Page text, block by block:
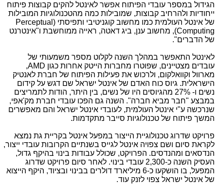
הגידול במספר עובדי הפיתוח אפשר לאינטל להקים קבוצות פיתוח
ייחודיות ולהרחיב קבוצות, שמובילות כמה מהטכנולוגיות המובילות
של אינטל העולמית כמו מחשוב קוגניטיבי ותפיסתי ( Perceptual
Computing), מחשוב ענן, ביג דאטה, ראייה ממוחשבת ו"אינטרנט
של הדברים".
לאינטל התאפשר במהלך השנה לקלוט מספר משמעותי של
עובדים מצטיינים, שפוטרו מחברות הייטק אחרות כגון AMD
,
מארוול וקוואלקום, ולרכוש את פעילות הפיתוח של חברת לאנטיק
הישראלית. גיוס כוח האדם של אינטל ישראל שם דגש על קידום
נשים ו- 27% מהגיוסים היו של נשים, בין היתר, הודות לתמריצים
במבצע "חבר מביא חברה". השנה גם הפכו עובדי חברת מק'אפי,
שנרכשה ע"י אינטל העולמית, לעובדי אינטל ישראל והם מאפשרים
המשך פיתוח של טכנולוגיות סייבר מתקדמות.
פרויקט שדרוג טכנולוגיית הייצור במפעל אינטל בקריית גת נמצא
לקראת סיום ושם צפויה אינטל לגייס בשנתיים הקרובות עובדי ייצור,
הנדסאים ומהנדסים. הפרויקט, שכולל עבודות בינוי בהיקף גדול,
העסיק השנה כ-2,300 עובדי בינוי. לאחר סיום פרויקט שדרוג
המפעל, בו הושקעו כ-6 מיליארד דולרים בבינוי ובציוד, היקף הייצוא
של אינטל ישראל צפוי לזנק עוד.